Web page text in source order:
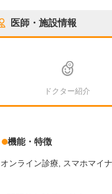
医師・施設情報
ドクター紹介
機能・特徴
オンライン診療 スマホマイ